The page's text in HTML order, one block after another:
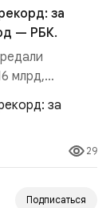
за
— РБК.
млрд,
больше,
млрд).
денежного
и
29
Подписаться